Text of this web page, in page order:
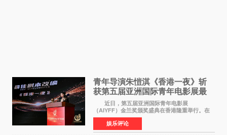
青年导演朱愷淇《香港一夜》斩
获第五届亚洲国际青年电影展最
佳剧本改编奖
近日，第五届亚洲国际青年电影展
（AIYFF）金兰奖颁奖盛典在香港隆重举行。在
这场汇聚数百位海内外电影人、文化界人士及媒
体代表的亚洲青年影视盛会上，香港本土电影
《香港一夜》（Dawn in Ho
娱乐评论